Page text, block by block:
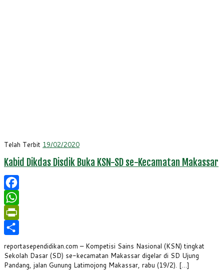
Telah Terbit 19/02/2020
Kabid Dikdas Disdik Buka KSN-SD se-Kecamatan Makassar
Facebook
WhatsApp
PrintFriendly
Share
reportasependidikan.com – Kompetisi Sains Nasional (KSN) tingkat
Sekolah Dasar (SD) se-kecamatan Makassar digelar di SD Ujung
Pandang, jalan Gunung Latimojong Makassar, rabu (19/2). […]